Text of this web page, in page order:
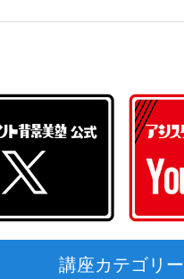
講座カテゴリー